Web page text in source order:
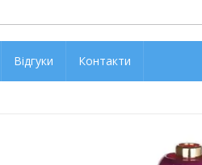
Відгуки Контакти